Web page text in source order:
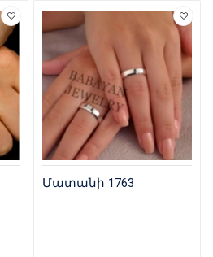
Մատանի 1763